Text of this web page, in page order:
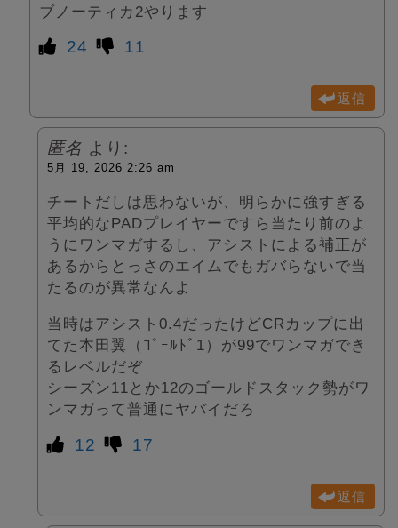
ブノーティカ2やります
24 11
返信
匿名 より:
5月 19, 2026 2:26 am
チートだしは思わないが、明らかに強すぎる
平均的なPADプレイヤーですら当たり前のよ
うにワンマガするし、アシストによる補正が
あるからとっさのエイムでもガバらないで当
たるのが異常なんよ
当時はアシスト0.4だったけどCRカップに出
てた本田翼（ｺﾞｰﾙﾄﾞ1）が99でワンマガでき
るレベルだぞ
シーズン11とか12のゴールドスタック勢がワ
ンマガって普通にヤバイだろ
12 17
返信